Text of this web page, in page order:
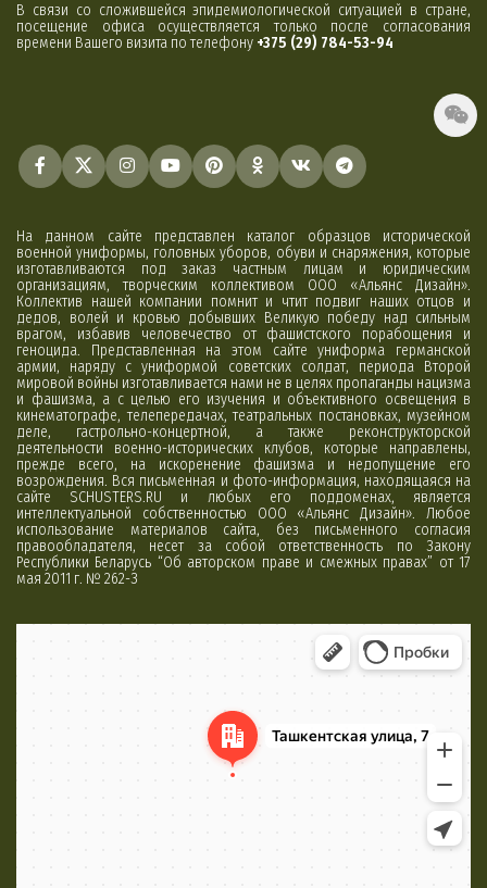
В связи со сложившейся эпидемиологической ситуацией в стране,
посещение офиса осуществляется только после согласования
времени Вашего визита по телефону +375 (29) 784-53-94
На данном сайте представлен каталог образцов исторической
военной униформы, головных уборов, обуви и снаряжения, которые
изготавливаются под заказ частным лицам и юридическим
организациям, творческим коллективом ООО «Альянс Дизайн».
Коллектив нашей компании помнит и чтит подвиг наших отцов и
дедов, волей и кровью добывших Великую победу над сильным
врагом, избавив человечество от фашистского порабощения и
геноцида. Представленная на этом сайте униформа германской
армии, наряду с униформой советских солдат, периода Второй
мировой войны изготавливается нами не в целях пропаганды нацизма
и фашизма, а с целью его изучения и объективного освещения в
кинематографе, телепередачах, театральных постановках, музейном
деле, гастрольно-концертной, а также реконструкторской
деятельности военно-исторических клубов, которые направлены,
прежде всего, на искоренение фашизма и недопущение его
возрождения. Вся письменная и фото-информация, находящаяся на
сайте SCHUSTERS.RU и любых его поддоменах, является
интеллектуальной собственностью ООО «Альянс Дизайн». Любое
использование материалов сайта, без письменного согласия
правообладателя, несет за собой ответственность по Закону
Республики Беларусь “Об авторском праве и смежных правах” от 17
мая 2011 г. № 262-З